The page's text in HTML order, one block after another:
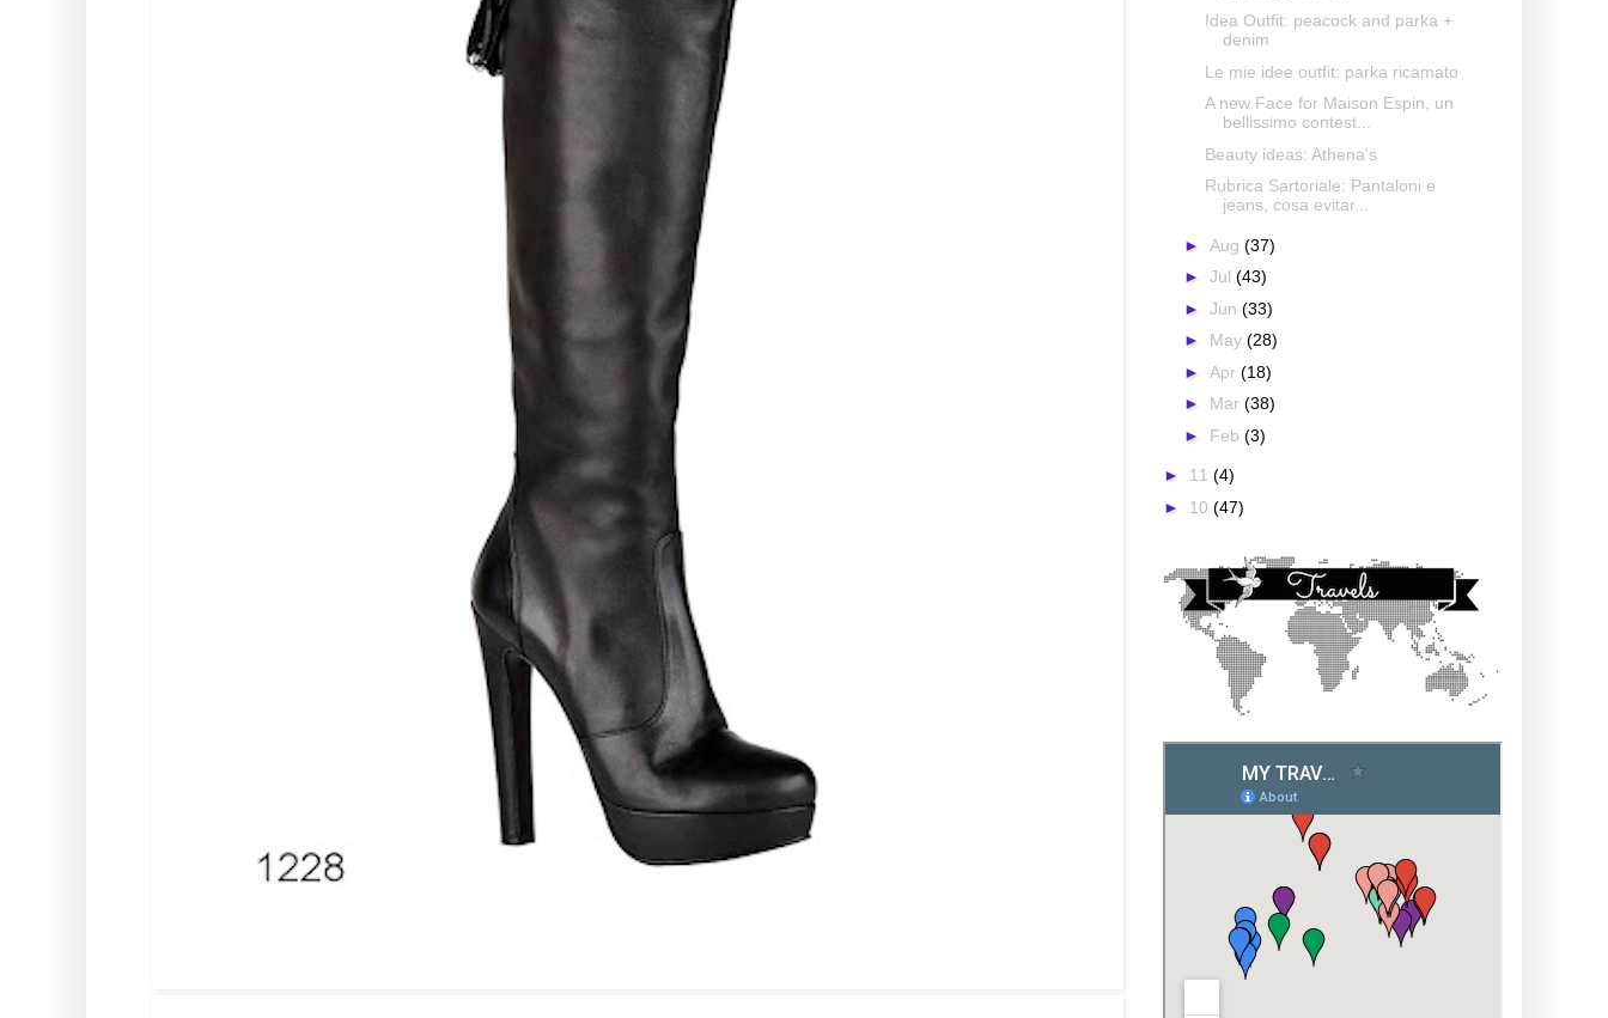
Idea Outfit: peacock and parka +
denim
Le mie idee outfit: parka ricamato
A new Face for Maison Espin, un
bellissimo contest...
Beauty ideas: Athena's
Rubrica Sartoriale: Pantaloni e
jeans, cosa evitar...
► Aug (37)
► Jul (43)
► Jun (33)
► May (28)
► Apr (18)
► Mar (38)
► Feb (3)
► 11 (4)
► 10 (47)